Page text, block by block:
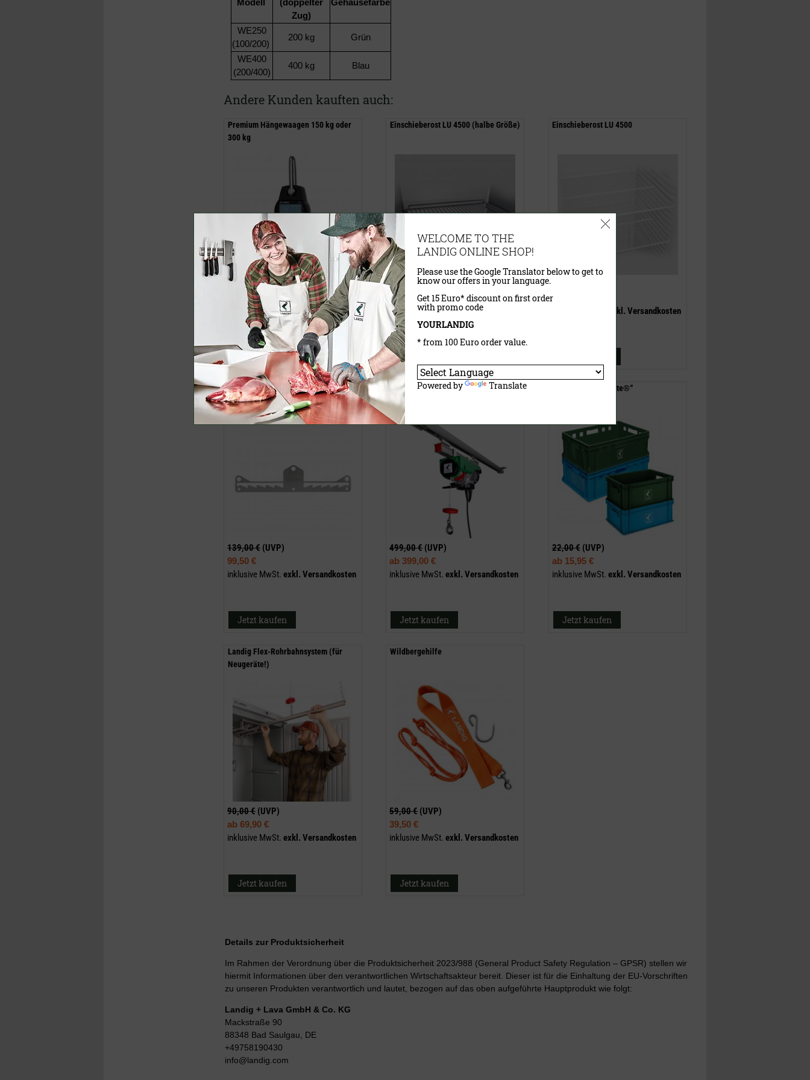
Modell
(doppelter
Zug)
Gehäusefarbe
WE250
(100/200)
200 kg Grün
WE400
(200/400)
400 kg Blau
Andere Kunden kauften auch:
Premium Hängewaagen 150 kg oder
300 kg
99,00 €(UVP)
82,95 €
inklusive MwSt.exkl. Versandkosten
Jetzt kaufen
Einschieberost LU 4500 (halbe Größe)
28,90 €(UVP)
21,90 €
inklusive MwSt.exkl.Versandkosten
Jetzt kaufen
Einschieberost LU 4500
27,90 €
exkl. Versandkosten
Premium Wildgalgen Edelstahl
139,00 € (UVP)
99,50 €
inklusive MwSt. exkl. Versandkosten
Jetzt kaufen
Easy Wild-Transportsystem für
Zerwirkraum
499,00 € (UVP)
ab399,00 €
inklusive MwSt. exkl.Versandkosten
Jetzt kaufen
Landigs „Wilde Kiste®“
22,00 € (UVP)
ab 15,95 €
inklusive MwSt. exkl. Versandkosten
Jetzt kaufen
Landig Flex-Rohrbahnsystem (für
Neugeräte!)
90,00 € (UVP)
ab 69,90 €
inklusive MwSt. exkl. Versandkosten
Jetzt kaufen
Wildbergehilfe
59,00 € (UVP)
39,50 €
inklusive MwSt. exkl.Versandkosten
Jetzt kaufen
Details zur Produktsicherheit
Im Rahmen der Verordnung über die Produktsicherheit 2023/988 (General Product Safety Regulation – GPSR) stellen wir
hiermit Informationen über den verantwortlichen Wirtschaftsakteur bereit. Dieser ist für die Einhaltung der EU-Vorschriften
zu unseren Produkten verantwortlich und lautet, bezogen auf das oben aufgeführte Hauptprodukt wie folgt:
Landig + Lava GmbH & Co. KG
Mackstraße 90
88348 Bad Saulgau, DE
+49758190430
info@landig.com
WELCOME TO THE
LANDIG ONLINE SHOP!
Please use the Google Translator below to get to
know our offers in your language.
Get 15 Euro* discount on first order
with promo code
YOURLANDIG
* from 100 Euro order value.
Powered by Translate